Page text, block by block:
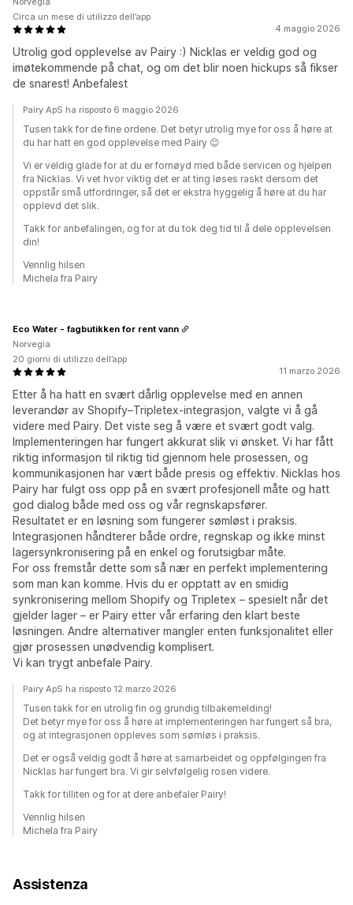
4 maggio 2026
Utrolig god opplevelse av Pairy :) Nicklas er veldig god og
imøtekommende på chat, og om det blir noen hickups så fikser
de snarest! Anbefalest
Circa un mese di utilizzo dell’app
Pairy ApS ha risposto 6 maggio 2026
Tusen takk for de fine ordene. Det betyr utrolig mye for oss å høre at
du har hatt en god opplevelse med Pairy 😊
Vi er veldig glade for at du er fornøyd med både servicen og hjelpen
fra Nicklas. Vi vet hvor viktig det er at ting løses raskt dersom det
oppstår små utfordringer, så det er ekstra hyggelig å høre at du har
opplevd det slik.
Takk for anbefalingen, og for at du tok deg tid til å dele opplevelsen
din!
Vennlig hilsen
Michela fra Pairy
11 marzo 2026
Etter å ha hatt en svært dårlig opplevelse med en annen
leverandør av Shopify–Tripletex-integrasjon, valgte vi å gå
videre med Pairy. Det viste seg å være et svært godt valg.
Implementeringen har fungert akkurat slik vi ønsket. Vi har fått
riktig informasjon til riktig tid gjennom hele prosessen, og
kommunikasjonen har vært både presis og effektiv. Nicklas hos
Pairy har fulgt oss opp på en svært profesjonell måte og hatt
god dialog både med oss og vår regnskapsfører.
Resultatet er en løsning som fungerer sømløst i praksis.
Integrasjonen håndterer både ordre, regnskap og ikke minst
lagersynkronisering på en enkel og forutsigbar måte.
For oss fremstår dette som så nær en perfekt implementering
som man kan komme. Hvis du er opptatt av en smidig
synkronisering mellom Shopify og Tripletex – spesielt når det
gjelder lager – er Pairy etter vår erfaring den klart beste
løsningen. Andre alternativer mangler enten funksjonalitet eller
gjør prosessen unødvendig komplisert.
Vi kan trygt anbefale Pairy.
Eco Water - fagbutikken for rent vann
Norvegia
20 giorni di utilizzo dell’app
Pairy ApS ha risposto 12 marzo 2026
Tusen takk for en utrolig fin og grundig tilbakemelding!
Det betyr mye for oss å høre at implementeringen har fungert så bra,
og at integrasjonen oppleves som sømløs i praksis.
Det er også veldig godt å høre at samarbeidet og oppfølgingen fra
Nicklas har fungert bra. Vi gir selvfølgelig rosen videre.
Takk for tilliten og for at dere anbefaler Pairy!
Vennlig hilsen
Michela fra Pairy
Assistenza